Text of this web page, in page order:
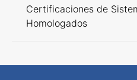
Certificaciones de
Homologados